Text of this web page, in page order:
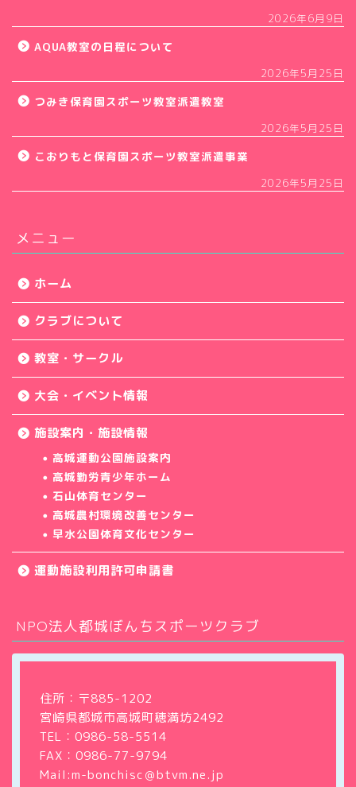
2026年6月9日
AQUA教室の日程について
2026年5月25日
つみき保育園スポーツ教室派遣教室
2026年5月25日
こおりもと保育園スポーツ教室派遣事業
2026年5月25日
メニュー
ホーム
クラブについて
教室・サークル
大会・イベント情報
施設案内・施設情報
高城運動公園施設案内
高城勤労青少年ホーム
石山体育センター
高城農村環境改善センター
早水公園体育文化センター
運動施設利用許可申請書
NPO法人都城ぼんちスポーツクラブ
住所：〒885-1202
宮崎県都城市高城町穂満坊2492
TEL： 0986-58-5514
FAX：0986-77-9794
Mail:m-bonchisc＠btvm.ne.jp
ホーム
教室・サークル